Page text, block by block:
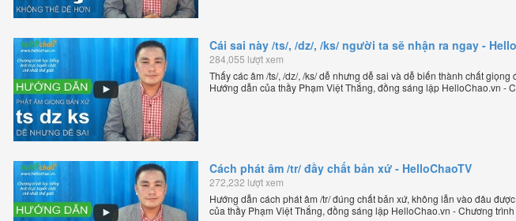
Cái sai này /ts/, /dz/, /ks/ người ta sẽ nhận ra ngay -
284,055 lượt xem
Thấy các âm /ts/, /dz/, /ks/ dễ nhưng dễ sai và dễ biến thành chất giọng
Hướng dẫn của thầy Phạm Việt Thắng, đồng sáng lập HelloChao.vn -
Cách phát âm /tr/ đầy chất bản xứ - HelloChaoTV
272,232 lượt xem
Hướng dẫn cách phát âm /tr/ đúng chất bản xứ, không lẫn vào đâu
của thầy Phạm Việt Thắng, đồng sáng lập HelloChao.vn - Chương